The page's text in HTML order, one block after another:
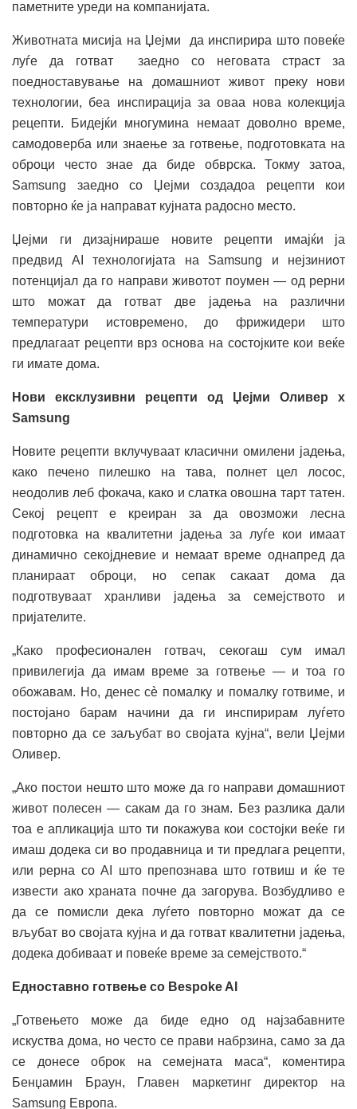
паметните уреди на компанијата.
Животната мисија на Џејми да инспирира што повеќе
луѓе да готват заедно со неговата страст за
поедноставување на домашниот живот преку нови
технологии, беа инспирација за оваа нова колекција
рецепти. Бидејќи многумина немаат доволно време,
самодоверба или знаење за готвење, подготовката на
оброци често знае да биде обврска. Токму затоа,
Samsung заедно со Џејми создадоа рецепти кои
повторно ќе ја направат кујната радосно место.
Џејми ги дизајнираше новите рецепти имајќи ја
предвид AI технологијата на Samsung и нејзиниот
потенцијал да го направи животот поумен — од рерни
што можат да готват две јадења на различни
температури истовремено, до фрижидери што
предлагаат рецепти врз основа на состојките кои веќе
ги имате дома.
Нови ексклузивни рецепти од Џејми Оливер x
Samsung
Новите рецепти вклучуваат класични омилени јадења,
како печено пилешко на тава, полнет цел лосос,
неодолив леб фокача, како и слатка овошна тарт татен.
Секој рецепт е креиран за да овозможи лесна
подготовка на квалитетни јадења за луѓе кои имаат
динамично секојдневие и немаат време однапред да
планираат оброци, но сепак сакаат дома да
подготвуваат хранливи јадења за семејството и
пријателите.
„Како професионален готвач, секогаш сум имал
привилегија да имам време за готвење — и тоа го
обожавам. Но, денес сè помалку и помалку готвиме, и
постојано барам начини да ги инспирирам луѓето
повторно да се заљубат во својата кујна“, вели Џејми
Оливер.
„Ако постои нешто што може да го направи домашниот
живот полесен — сакам да го знам. Без разлика дали
тоа е апликација што ти покажува кои состојки веќе ги
имаш додека си во продавница и ти предлага рецепти,
или рерна со AI што препознава што готвиш и ќе те
извести ако храната почне да загорува. Возбудливо е
да се помисли дека луѓето повторно можат да се
вљубат во својата кујна и да готват квалитетни јадења,
додека добиваат и повеќе време за семејството.“
Едноставно готвење со Bespoke AI
„Готвењето може да биде едно од најзабавните
искуства дома, но често се прави набрзина, само за да
се донесе оброк на семејната маса“, коментира
Бенџамин Браун, Главен маркетинг директор на
Samsung Европа.